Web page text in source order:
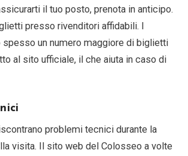
il tuo posto, prenota in anticipo.
presso rivenditori affidabili. I
spesso un numero maggiore di biglietti
al sito ufficiale, il che aiuta in caso di
problemi tecnici durante la
visita. Il sito web del Colosseo a volte